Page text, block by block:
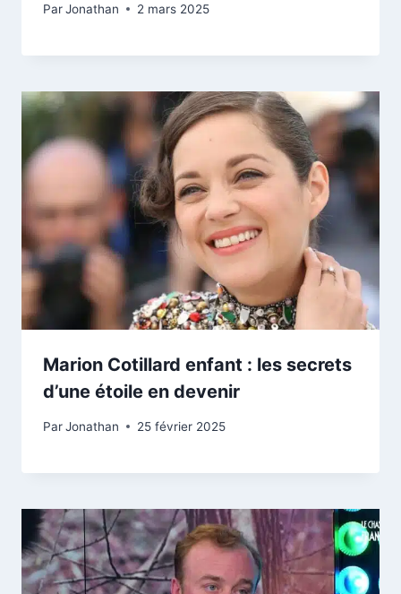
ParJonathan 2 mars 2025
Marion Cotillard enfant : les secrets
d’une étoile en devenir
ParJonathan 25 février 2025